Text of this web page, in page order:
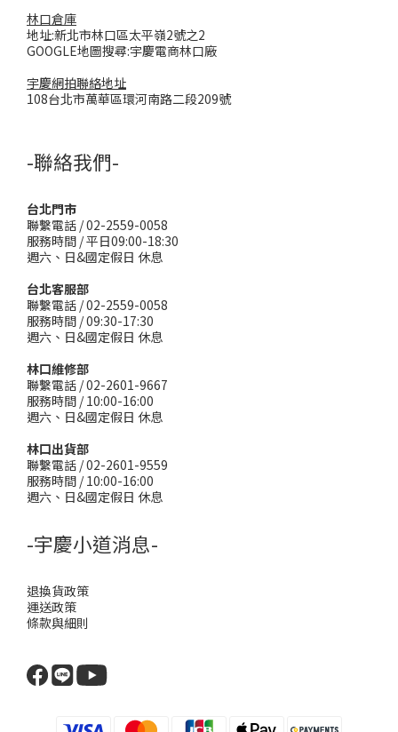
林口倉庫
地址:新北市林口區太平嶺2號之2
GOOGLE地圖搜尋:宇慶電商林口廠
宇慶網拍聯絡地址
108台北市萬華區環河南路二段209號
-聯絡我們-
台北門市
聯繫電話 / 02-2559-0058
服務時間 / 平日09:00-18:30
週六、日&國定假日 休息
台北客服部
聯繫電話 / 02-2559-0058
服務時間 / 09:30-17:30
週六、日&國定假日 休息
林口維修部
聯繫電話 / 02-2601-9667
服務時間 / 10:00-16:00
週六、日&國定假日 休息
林口出貨部
聯繫電話 / 02-2601-9559
服務時間 / 10:00-16:00
週六、日&國定假日 休息
-宇慶小道消息-
退換貨政策
運送政策
條款與細則